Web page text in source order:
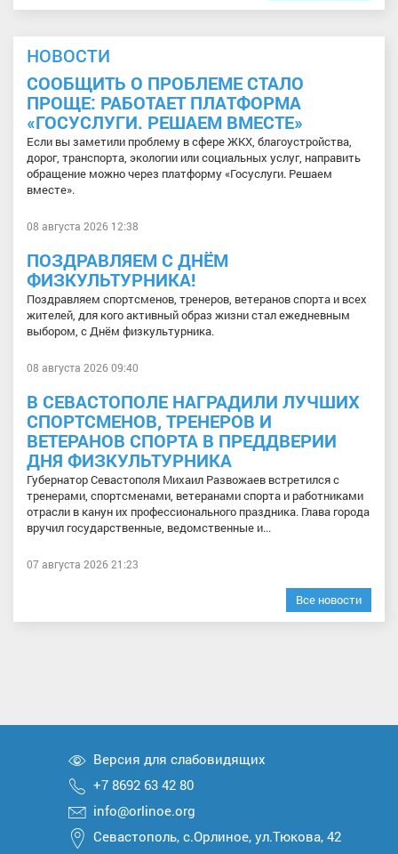
НОВОСТИ
СООБЩИТЬ О ПРОБЛЕМЕ СТАЛО
ПРОЩЕ: РАБОТАЕТ ПЛАТФОРМА
«ГОСУСЛУГИ. РЕШАЕМ ВМЕСТЕ»
Если вы заметили проблему в сфере ЖКХ, благоустройства,
дорог, транспорта, экологии или социальных услуг, направить
обращение можно через платформу «Госуслуги. Решаем
вместе».
08 августа 2026 12:38
ПОЗДРАВЛЯЕМ С ДНЁМ
ФИЗКУЛЬТУРНИКА!
Поздравляем спортсменов, тренеров, ветеранов спорта и всех
жителей, для кого активный образ жизни стал ежедневным
выбором, с Днём физкультурника.
08 августа 2026 09:40
В СЕВАСТОПОЛЕ НАГРАДИЛИ ЛУЧШИХ
СПОРТСМЕНОВ, ТРЕНЕРОВ И
ВЕТЕРАНОВ СПОРТА В ПРЕДДВЕРИИ
ДНЯ ФИЗКУЛЬТУРНИКА
Губернатор Севастополя Михаил Развожаев встретился с
тренерами, спортсменами, ветеранами спорта и работниками
отрасли в канун их профессионального праздника. Глава города
вручил государственные, ведомственные и...
07 августа 2026 21:23
Все новости
Версия для слабовидящих
+7 8692 63 42 80
info@orlinoe.org
Севастополь, с.Орлиное, ул.Тюкова, 42